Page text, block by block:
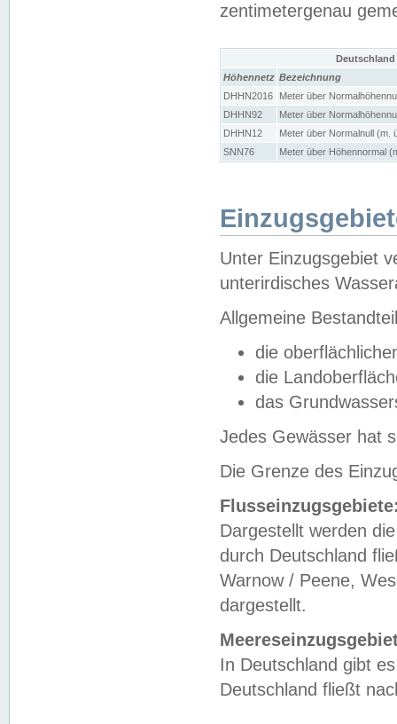
zentimetergenau
Höhennetz Bezeichnung
DHHN2016
Meter über
DHHN92
Meter über
DHHN12
Meter über Normalnull (m.
SNN76
Meter über Höhennormal
Unter Einzugsgebiet
unterirdisches
Allgemeine
die
die
das
Jedes Gewässer hat
Die Grenze des
Dargestellt werden
durch Deutschland
Warnow / Peene,
dargestellt.
In Deutschland gibt
Deutschland fließt